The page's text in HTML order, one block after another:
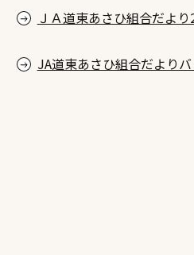
ＪＡ道東あさひ組合だよ
JA道東あさひ組合だより